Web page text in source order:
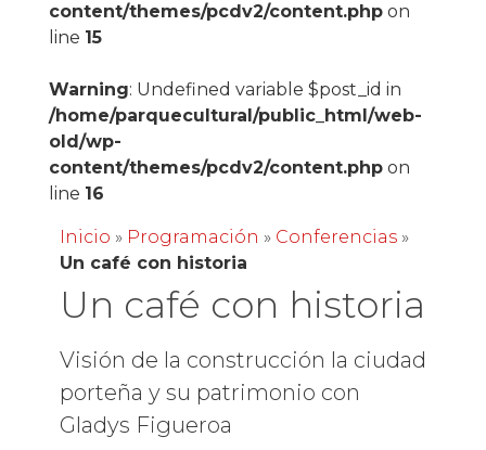
content/themes/pcdv2/content.phpon
line 15
Warning: Undefined variable $post_id in
/home/parquecultural/public_html/web-
old/wp-
content/themes/pcdv2/content.phpon
line 16
Inicio » Programación » Conferencias»
Un café con historia
Un café con historia
Visión de la construcción la ciudad
porteña y su patrimonio con
Gladys Figueroa